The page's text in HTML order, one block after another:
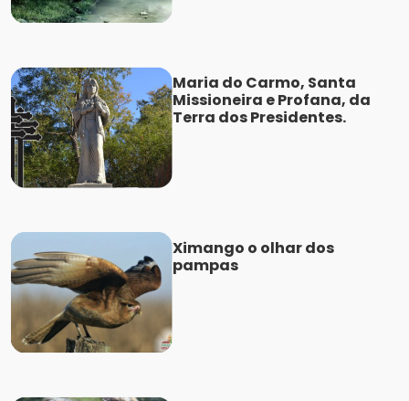
Maria do Carmo, Santa
Missioneira e Profana, da
Terra dos Presidentes.
Ximango o olhar dos
pampas